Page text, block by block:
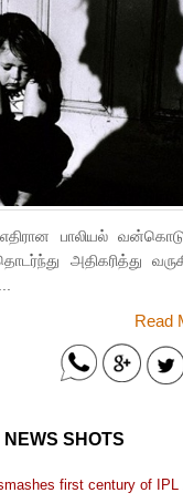
எதிரான பாலியல்
அதிகரித்து
Read
SHOTS
first century of IPL